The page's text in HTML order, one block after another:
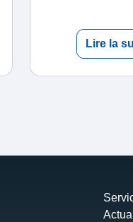
Lire la